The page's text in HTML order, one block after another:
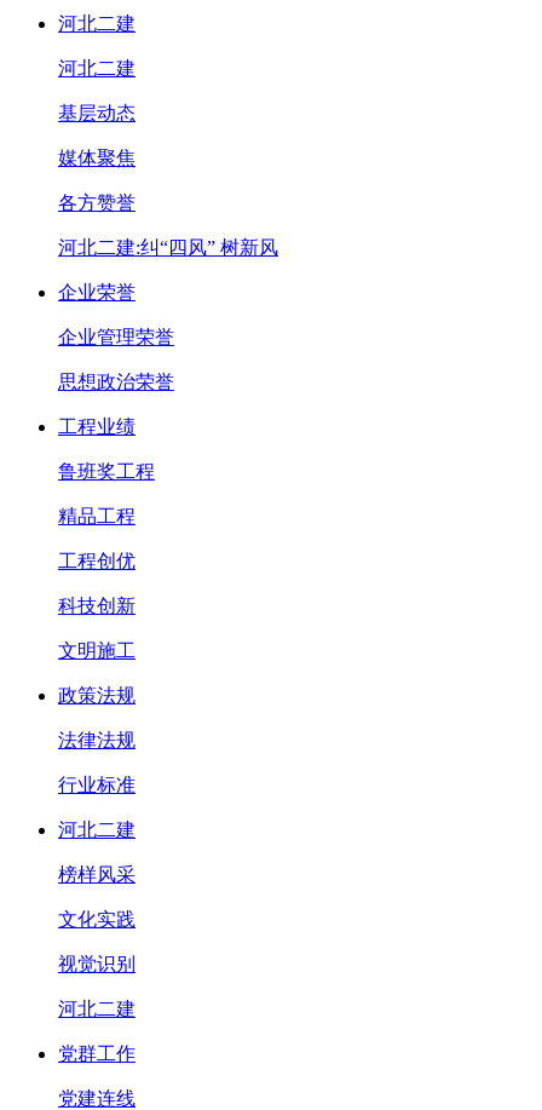
河北二建
河北二建
基层动态
媒体聚焦
各方赞誉
河北二建:纠“四风” 树新风
企业荣誉
企业管理荣誉
思想政治荣誉
工程业绩
鲁班奖工程
精品工程
工程创优
科技创新
文明施工
政策法规
法律法规
行业标准
河北二建
榜样风采
文化实践
视觉识别
河北二建
党群工作
党建连线